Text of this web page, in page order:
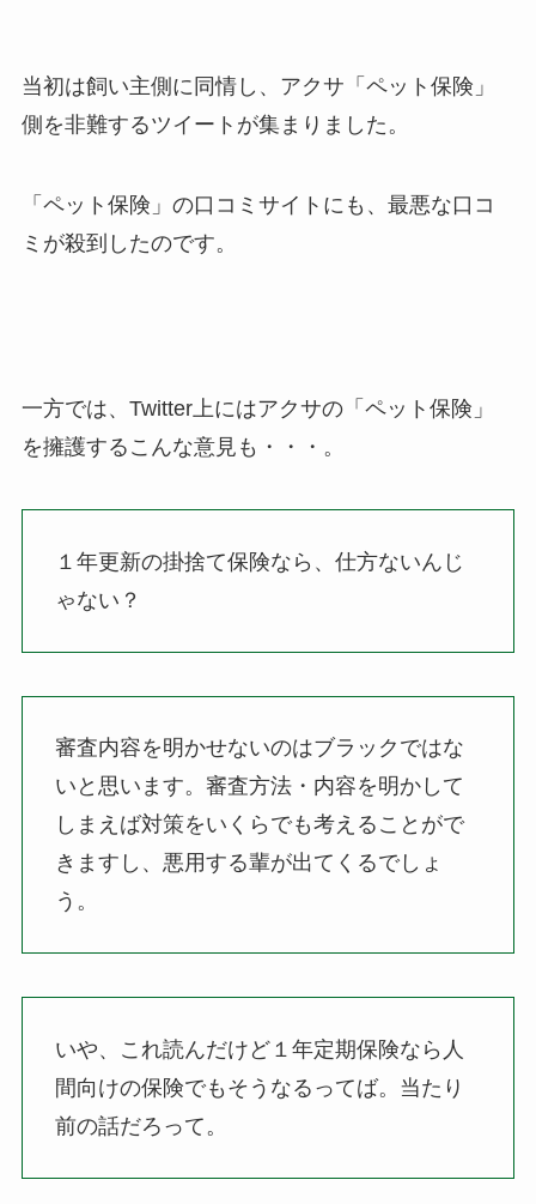
当初は飼い主側に同情し、アクサ「ペット保険」
側を非難するツイートが集まりました。
「ペット保険」の口コミサイトにも、最悪な口コ
ミが殺到したのです。
一方では、Twitter上にはアクサの「ペット保険」
を擁護するこんな意見も・・・。
１年更新の掛捨て保険なら、仕方ないんじ
ゃない？
審査内容を明かせないのはブラックではな
いと思います。審査方法・内容を明かして
しまえば対策をいくらでも考えることがで
きますし、悪用する輩が出てくるでしょ
う。
いや、これ読んだけど１年定期保険なら人
間向けの保険でもそうなるってば。当たり
前の話だろって。